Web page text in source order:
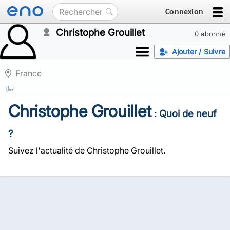
Connexion
0 abonné
Christophe Grouillet
Ajouter / Suivre
France
Christophe Grouillet: Quoi de neuf
?
Suivez l'actualité de Christophe Grouillet.